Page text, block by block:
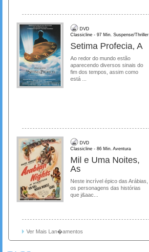
DVD
Classicline - 97 Min. Suspense/Thriller
Setima Profecia, A
Ao redor do mundo estão
aparecendo diversos sinais do
fim dos tempos, assim como
está ...
DVD
Classicline - 86 Min. Aventura
Mil e Uma Noites,
As
Neste incrível épico das Arábias,
os personagens das histórias
que j&aac...
Ver Mais Lan�amentos